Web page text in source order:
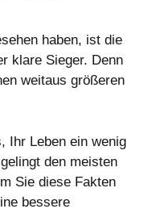
haben, ist die
klare Sieger. Denn
weitaus größeren
Ihr Leben ein wenig
den meisten
Sie diese Fakten
bessere